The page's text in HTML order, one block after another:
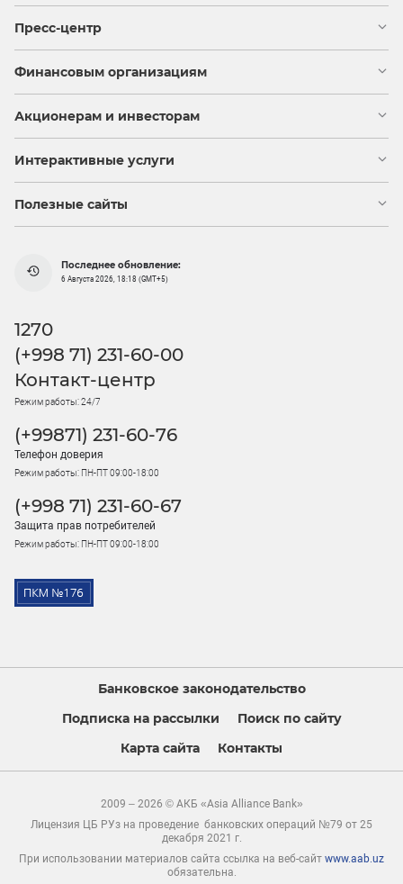
Пресс-центр
Финансовым организациям
Акционерам и инвесторам
Интерактивные услуги
Полезные сайты
Последнее обновление:
6 Августа 2026, 18:18 (GMT+5)
1270
(+998 71) 231-60-00
Контакт-центр
Режим работы: 24/7
(+99871) 231-60-76
Телефон доверия
Режим работы: ПН-ПТ 09:00-18:00
(+998 71) 231-60-67
Защита прав потребителей
Режим работы: ПН-ПТ 09:00-18:00
Банковское законодательство
Подписка на рассылки
Поиск по сайту
Карта сайта
Контакты
2009 – 2026 © АКБ «Asia Alliance Bank»
Лицензия ЦБ РУз на проведение банковских операций №79 от 25
декабря 2021 г.
При использовании материалов сайта ссылка на веб-сайт www.aab.uz
обязательна.